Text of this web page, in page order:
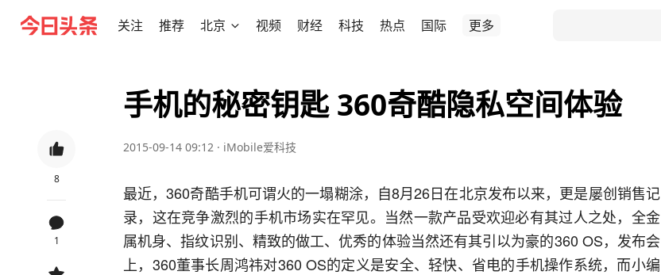
关注 推荐 北京 视频 财经 科技 热点 国际 更多
8
1
手机的秘密钥匙 360奇酷隐私空间体验
2015-09-14 09:12 · iMobile爱科技
最近，360奇酷手机可谓火的一塌糊涂，自8月26日在北京发布以来，更是屡创销售记
录，这在竞争激烈的手机市场实在罕见。当然一款产品受欢迎必有其过人之处，全金
属机身、指纹识别、精致的做工、优秀的体验当然还有其引以为豪的360 OS，发布会
上，360董事长周鸿祎对360 OS的定义是安全、轻快、省电的手机操作系统，而小编